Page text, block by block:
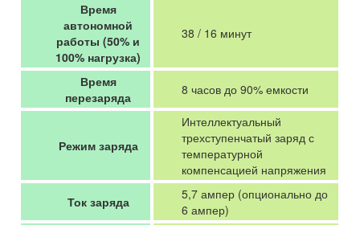
Время
автономной
работы (50% и
100% нагрузка)
38 / 16 минут
Время
перезаряда
8 часов до 90% емкости
Режим заряда
Интеллектуальный
трехступенчатый заряд с
температурной
компенсацией напряжения
Ток заряда
5,7 ампер (опционально до
6 ампер)